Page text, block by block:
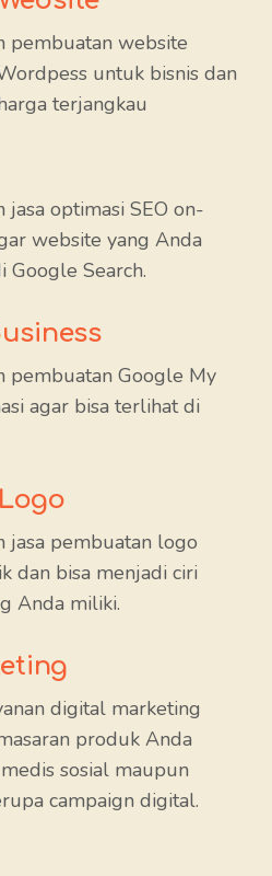
pembuatan website
untuk bisnis dan
terjangkau
jasa optimasi SEO on-
website yang Anda
Google Search.
pembuatan Google My
agar bisa terlihat di
jasa pembuatan logo
dan bisa menjadi ciri
Anda miliki.
digital marketing
produk Anda
sosial maupun
campaign digital.